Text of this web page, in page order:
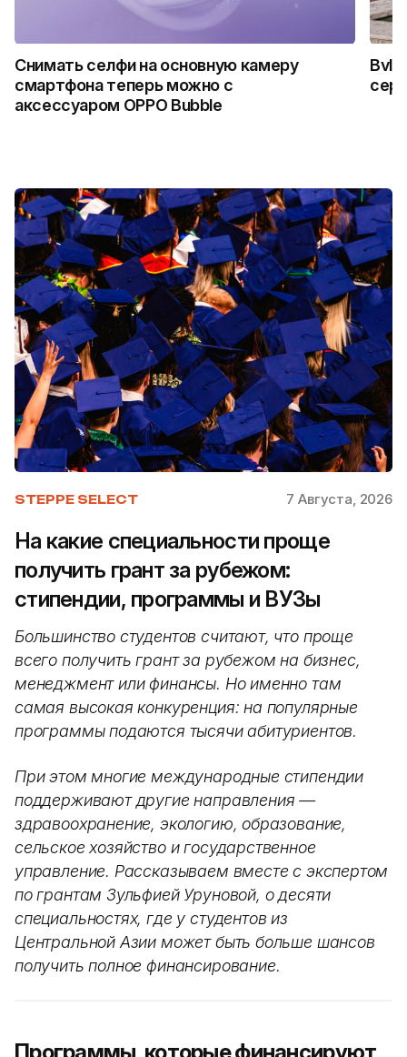
Снимать селфи на основную камеру
смартфона теперь можно с
аксессуаром OPPO Bubble
STEPPE SELECT 7 Августа, 2026
На какие специальности проще
получить грант за рубежом:
стипендии, программы и ВУЗы
Большинство студентов считают, что проще
всего получить грант за рубежом на бизнес,
менеджмент или финансы. Но именно там
самая высокая конкуренция: на популярные
программы подаются тысячи абитуриентов.
При этом многие международные стипендии
поддерживают другие направления —
здравоохранение, экологию, образование,
сельское хозяйство и государственное
управление. Рассказываем вместе с экспертом
по грантам Зульфией Уруновой, о десяти
специальностях, где у студентов из
Центральной Азии может быть больше шансов
получить полное финансирование.
Программы, которые финансируют